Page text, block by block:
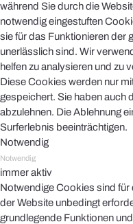
während Sie durch die
notwendig eingestuften
sie für das Funktionieren der
unerlässlich sind. Wir
helfen zu analysieren und zu
Diese Cookies werden nur
gespeichert. Sie haben auch
abzulehnen. Die Ablehnung
Surferlebnis beeinträchtigen.
Notwendig
Notwendig
immer aktiv
Notwendige Cookies sind
der Website unbedingt
grundlegende Funktionen